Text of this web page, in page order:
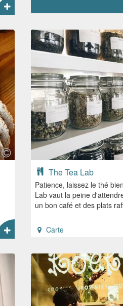
The Tea Lab
Patience, laissez le thé
Lab vaut la peine
un bon café et des plats
Carte